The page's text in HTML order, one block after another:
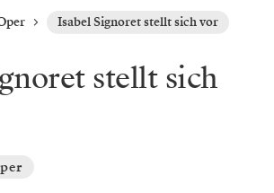
Isabel Signoret stellt sich vor
stellt sich